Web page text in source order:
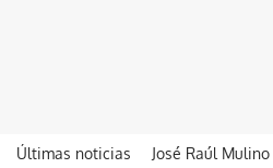
Últimas noticias José Raúl Mulino